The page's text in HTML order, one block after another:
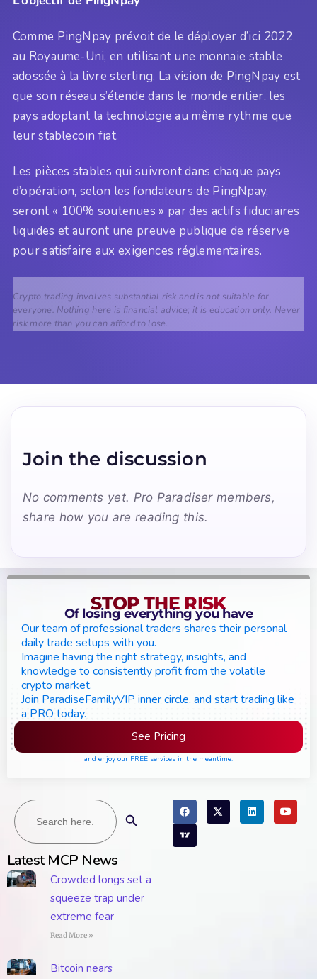
Comme PingNpay prévoit de le déployer d’ici 2022
au Royaume-Uni, en utilisant une monnaie stable
adossée à la livre sterling. La vision de PingNpay est
que son réseau s’étende dans le monde entier, les
pays adoptant la technologie au même rythme que
leur stablecoin fiat.
Les pièces stables qui suivront dans chaque pays
d’opération, selon les fondateurs de PingNpay,
seront « 100% soutenues » par des actifs fiduciaires
liquides et auront une preuve publique de réserve
pour satisfaire aux exigences réglementaires.
Crypto trading involves substantial risk and is not suitable for
everyone. Nothing here is financial advice; it is education only. Never
risk more than you can afford to lose.
Join the discussion
No comments yet. Pro Paradiser members,
share how you are reading this.
Search
for:
Latest MCP News
Crowded longs set a
squeeze trap under
extreme fear
Read More »
Bitcoin nears
STOP THE RISK
Of losing everything you have
Our team of professional traders shares their personal
daily trade setups with you.
Imagine having the right strategy, insights, and
knowledge to consistently profit from the volatile
crypto market.
Join ParadiseFamilyVIP inner circle, and start trading like
a PRO today.
See Pricing
and enjoy our FREE services in the meantime.